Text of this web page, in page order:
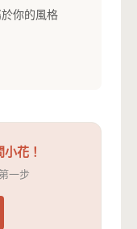
你的風格
花！
一步